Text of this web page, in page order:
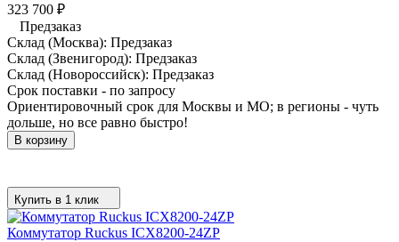
323 700 ₽
Предзаказ
Склад (Москва): Предзаказ
Склад (Звенигород): Предзаказ
Склад (Новороссийск): Предзаказ
Срок поставки - по запросу
Ориентировочный срок для Москвы и МО; в регионы - чуть
дольше, но все равно быстро!
В корзину
Купить в 1 клик
Коммутатор Ruckus ICX8200-24ZP